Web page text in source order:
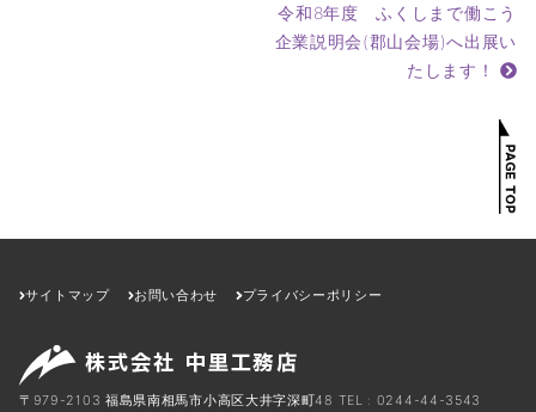
令和8年度 ふくしまで働こう
企業説明会(郡山会場)へ出展い
たします！
サイトマップ お問い合わせ プライバシーポリシー
〒979-2103 福島県南相馬市小高区大井字深町48 TEL : 0244-44-3543